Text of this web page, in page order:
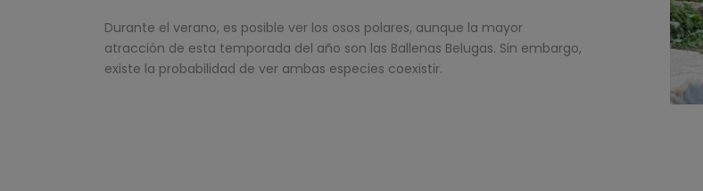
Durante el verano, es posible ver los osos polares, aunque la mayor
atracción de esta temporada del año son las Ballenas Belugas. Sin embargo,
existe la probabilidad de ver ambas especies coexistir.